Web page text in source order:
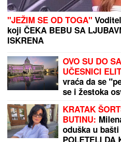
(FOTO) NALAZI SE DALEKO
objava Jelene Radanović
poruke
"Varao me je,
ponižavao":
što je bio
ovako priča o